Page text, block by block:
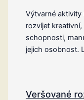
Výtvarné aktivity
rozvíjet
schopnosti,
jejich osobnost.
Veršované